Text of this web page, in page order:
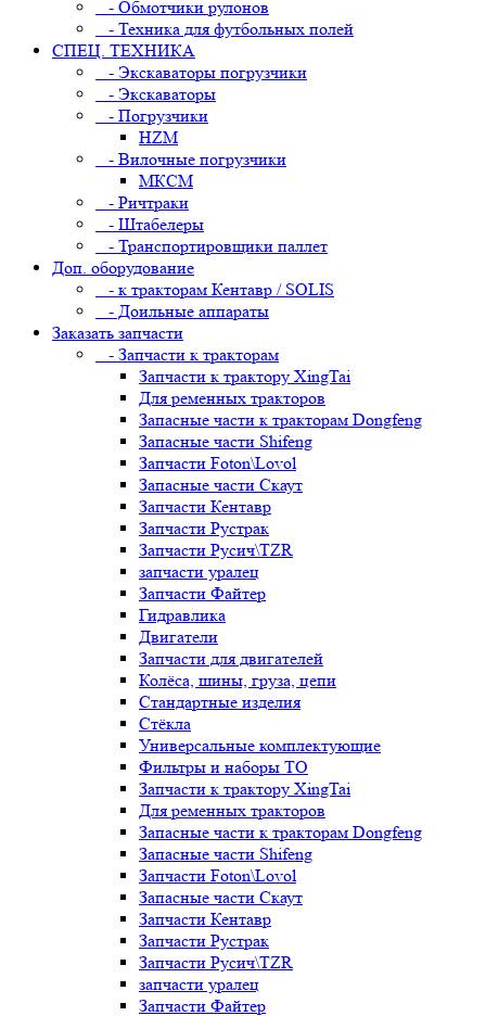
- Обмотчики рулонов
- Техника для футбольных полей
СПЕЦ. ТЕХНИКА
- Экскаваторы погрузчики
- Экскаваторы
- Погрузчики
HZM
- Вилочные погрузчики
МКСМ
- Ричтраки
- Штабелеры
- Транспортировщики паллет
Доп. оборудование
- к тракторам Кентавр / SOLIS
- Доильные аппараты
Заказать запчасти
- Запчасти к тракторам
Запчасти к трактору XingTai
Для ременных тракторов
Запасные части к тракторам Dongfeng
Запасные части Shifeng
Запчасти Foton\Lovol
Запасные части Скаут
Запчасти Кентавр
Запчасти Рустрак
Запчасти Русич\TZR
запчасти уралец
Запчасти Файтер
Гидравлика
Двигатели
Запчасти для двигателей
Колёса, шины, груза, цепи
Стандартные изделия
Стёкла
Универсальные комплектующие
Фильтры и наборы ТО
Запчасти к трактору XingTai
Для ременных тракторов
Запасные части к тракторам Dongfeng
Запасные части Shifeng
Запчасти Foton\Lovol
Запасные части Скаут
Запчасти Кентавр
Запчасти Рустрак
Запчасти Русич\TZR
запчасти уралец
Запчасти Файтер